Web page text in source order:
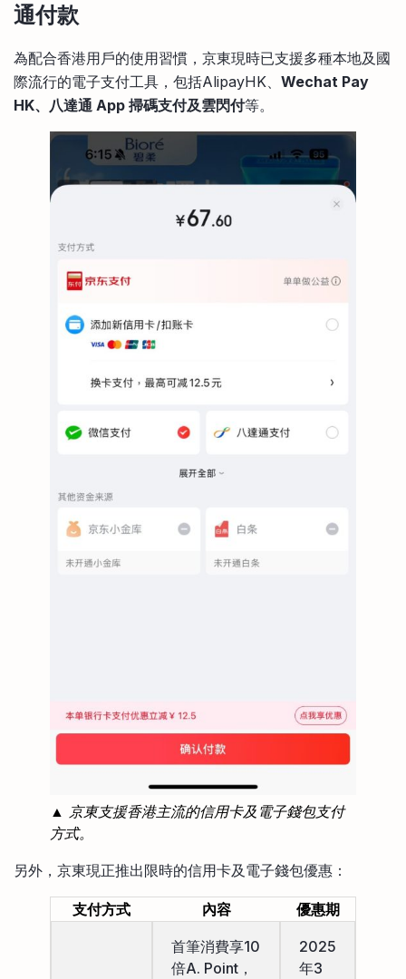
通付款
為配合香港用戶的使用習慣，京東現時已支援多種本地及國
際流行的電子支付工具，包括AlipayHK、 Wechat Pay
HK、八達通 App 掃碼支付及雲閃付等。
▲ 京東支援香港主流的信用卡及電子錢包支付
方式。
另外，京東現正推出限時的信用卡及電子錢包優惠：
支付方式 內容 優惠期
首筆消費享10
倍A. Point，
2025
年3